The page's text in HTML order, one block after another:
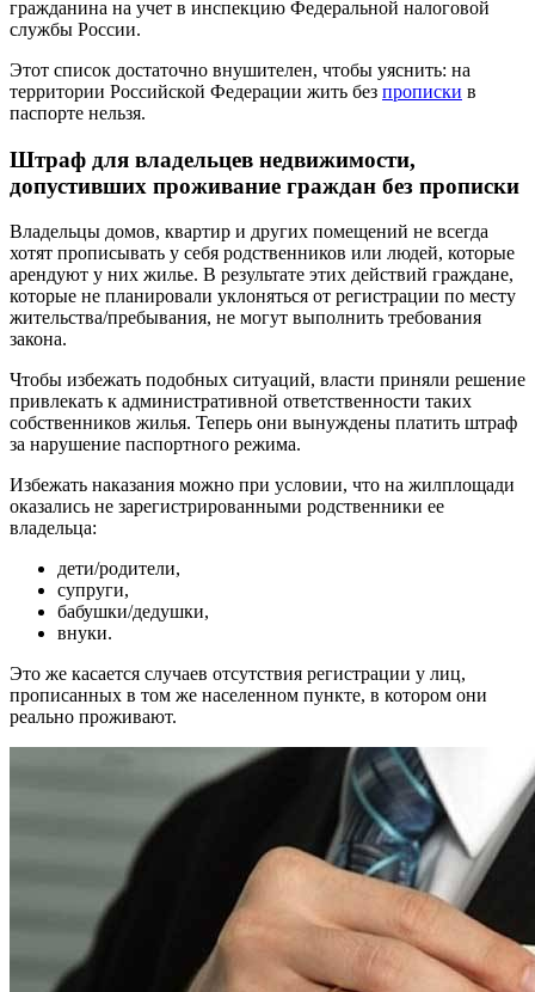
гражданина на учет в инспекцию Федеральной налоговой
службы России.
Этот список достаточно внушителен, чтобы уяснить: на
территории Российской Федерации жить без прописки в
паспорте нельзя.
Штраф для владельцев недвижимости,
допустивших проживание граждан без прописки
Владельцы домов, квартир и других помещений не всегда
хотят прописывать у себя родственников или людей, которые
арендуют у них жилье. В результате этих действий граждане,
которые не планировали уклоняться от регистрации по месту
жительства/пребывания, не могут выполнить требования
закона.
Чтобы избежать подобных ситуаций, власти приняли решение
привлекать к административной ответственности таких
собственников жилья. Теперь они вынуждены платить штраф
за нарушение паспортного режима.
Избежать наказания можно при условии, что на жилплощади
оказались не зарегистрированными родственники ее
владельца:
дети/родители,
супруги,
бабушки/дедушки,
внуки.
Это же касается случаев отсутствия регистрации у лиц,
прописанных в том же населенном пункте, в котором они
реально проживают.